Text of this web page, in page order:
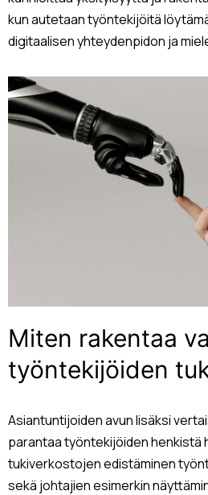
kun autetaan työntekijöitä
digitaalisen yhteydenpidon ja
Miten rakentaa
työntekijöiden
Asiantuntijoiden avun lisäksi
parantaa työntekijöiden henkistä
tukiverkostojen edistäminen
sekä johtajien esimerkin